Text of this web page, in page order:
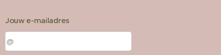
Jouw e-mailadres